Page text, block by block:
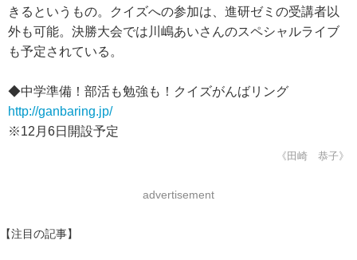
きるというもの。クイズへの参加は、進研ゼミの受講者以
外も可能。決勝大会では川嶋あいさんのスペシャルライブ
も予定されている。
◆中学準備！部活も勉強も！クイズがんばリング
http://ganbaring.jp/
※12月6日開設予定
《田崎 恭子》
advertisement
【注目の記事】